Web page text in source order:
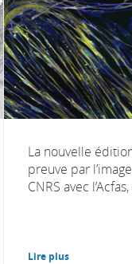
La nouvelle
preuve par
CNRS avec
Lire plus